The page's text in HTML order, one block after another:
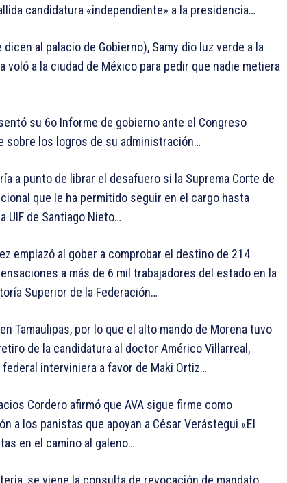
candidatura «independiente» a la presidencia…
al palacio de Gobierno), Samy dio luz verde a la
a la ciudad de México para pedir que nadie metiera
su 6o Informe de gobierno ante el Congreso
sobre los logros de su administración…
a punto de librar el desafuero si la Suprema Corte de
que le ha permitido seguir en el cargo hasta
UIF de Santiago Nieto…
emplazó al gober a comprobar el destino de 214
a más de 6 mil trabajadores del estado en la
Superior de la Federación…
en Tamaulipas, por lo que el alto mando de Morena tuvo
de la candidatura al doctor Américo Villarreal,
interviniera a favor de Maki Ortiz…
Cordero afirmó que AVA sigue firme como
a los panistas que apoyan a César Verástegui «El
en el camino al galeno…
se viene la consulta de revocación de mandato